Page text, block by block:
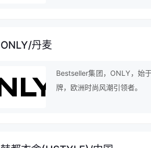
ONLY/丹麦
Bestseller集团，ONLY，始
牌，欧洲时尚风潮引领者。